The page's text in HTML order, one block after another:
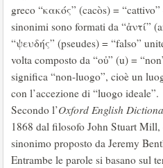
greco “κακός” (cacòs) =
sinonimi sono formati da “ἀντί”
“ψευδής” (pseudes) = “falso”
volta composto da “οὐ” (u) =
significa “non-luogo”, cioè un
con l’accezione di “luogo ideale”.
Secondo l’Oxford English
1868 dal filosofo John Stuart
sinonimo proposto da Jeremy
Entrambe le parole si basano sul